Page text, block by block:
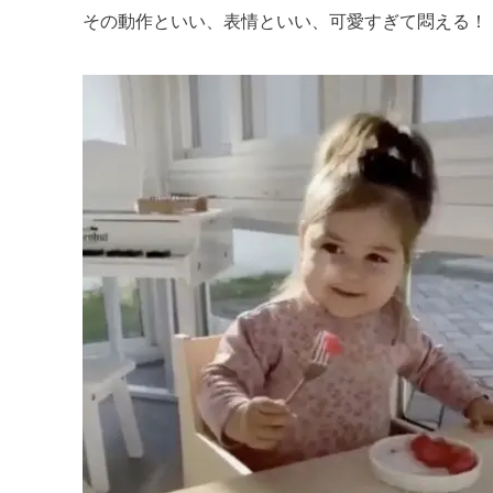
その動作といい、表情といい、可愛すぎて悶える！